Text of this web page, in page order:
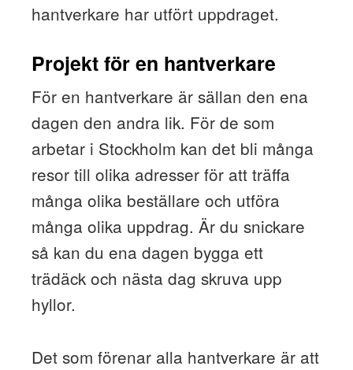
hantverkare har utfört uppdraget.
Projekt för en hantverkare
För en hantverkare är sällan den ena
dagen den andra lik. För de som
arbetar i Stockholm kan det bli många
resor till olika adresser för att träffa
många olika beställare och utföra
många olika uppdrag. Är du snickare
så kan du ena dagen bygga ett
trädäck och nästa dag skruva upp
hyllor.
Det som förenar alla hantverkare är att